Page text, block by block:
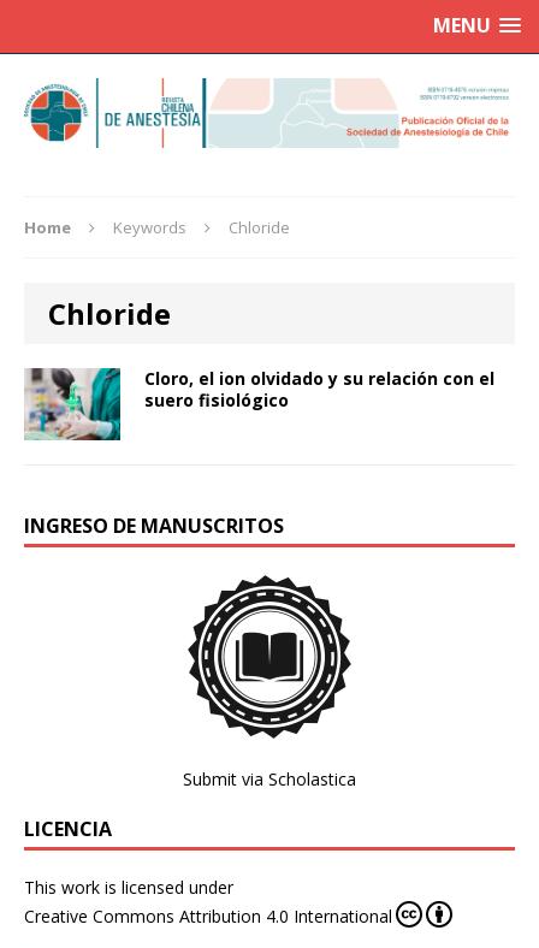
MENU
Home Keywords Chloride
Chloride
Cloro, el ion olvidado y su relación con el
suero fisiológico
INGRESO DE MANUSCRITOS
Submit via Scholastica
LICENCIA
This work is licensed under
Creative Commons Attribution 4.0 International